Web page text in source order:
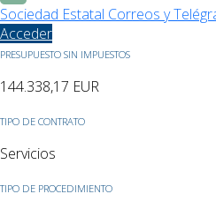
Sociedad Estatal Correos y
Acceder
PRESUPUESTO SIN IMPUESTOS
144.338,17 EUR
TIPO DE CONTRATO
Servicios
TIPO DE PROCEDIMIENTO